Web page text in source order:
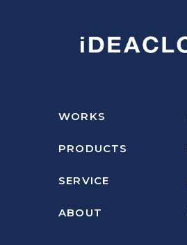
WORKS
PRODUCTS
SERVICE
ABOUT